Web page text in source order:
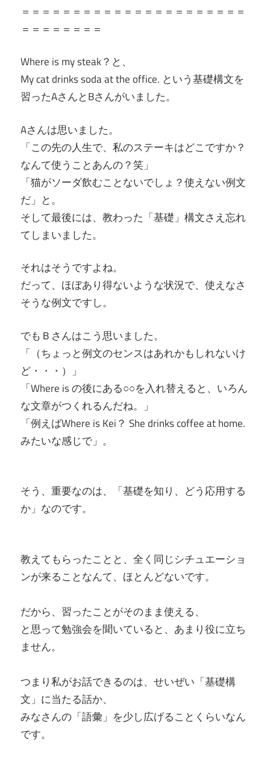
＝＝＝＝＝＝＝＝＝＝＝＝＝＝＝＝＝＝＝＝＝＝
＝＝＝＝＝＝＝＝
Where is my steak？と、
My cat drinks soda at the office. という基礎構文を
習ったAさんとBさんがいました。
Aさんは思いました。
「この先の人生で、私のステーキはどこですか？
なんて使うことあんの？笑」
「猫がソーダ飲むことないでしょ？使えない例文
だ」と。
そして最後には、教わった「基礎」構文さえ忘れ
てしまいました。
それはそうですよね。
だって、ほぼあり得ないような状況で、使えなさ
そうな例文ですし。
でもＢさんはこう思いました。
「（ちょっと例文のセンスはあれかもしれないけ
ど・・・）」
「Where is の後にある○○を入れ替えると、いろん
な文章がつくれるんだね。」
「例えばWhere is Kei？ She drinks coffee at home.
みたいな感じで」。
そう、重要なのは、「基礎を知り、どう応用する
か」なのです。
教えてもらったことと、全く同じシチュエーショ
ンが来ることなんて、ほとんどないです。
だから、習ったことがそのまま使える、
と思って勉強会を聞いていると、あまり役に立ち
ません。
つまり私がお話できるのは、せいぜい「基礎構
文」に当たる話か、
みなさんの「語彙」を少し広げることくらいなん
です。